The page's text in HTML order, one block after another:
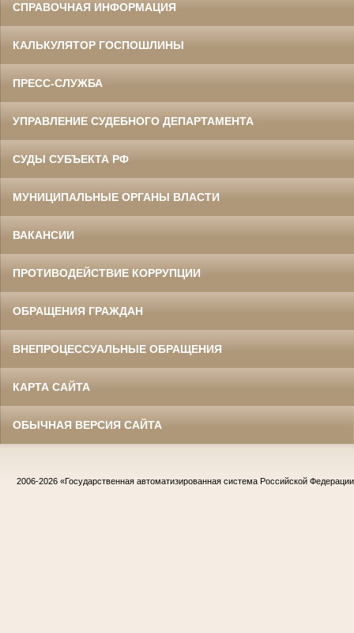
СПРАВОЧНАЯ ИНФОРМАЦИЯ
КАЛЬКУЛЯТОР ГОСПОШЛИНЫ
ПРЕСС-СЛУЖБА
УПРАВЛЕНИЕ СУДЕБНОГО ДЕПАРТАМЕНТА
СУДЫ СУБЪЕКТА РФ
МУНИЦИПАЛЬНЫЕ ОРГАНЫ ВЛАСТИ
ВАКАНСИИ
ПРОТИВОДЕЙСТВИЕ КОРРУПЦИИ
ОБРАЩЕНИЯ ГРАЖДАН
ВНЕПРОЦЕССУАЛЬНЫЕ ОБРАЩЕНИЯ
КАРТА САЙТА
ОБЫЧНАЯ ВЕРСИЯ САЙТА
2006-2026 «Государственная автоматизированная система Российской